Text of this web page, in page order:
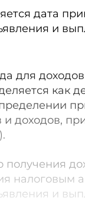
дата
и
для
как
доходов,
получения
налоговым
и